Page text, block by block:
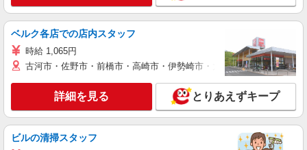
ベルク各店での店内スタッフ
時給 1,065円
古河市・佐野市・前橋市・高崎市・伊勢崎市・太田市・館林市・藤
詳細を見る とりあえずキープ
ビルの清掃スタッフ